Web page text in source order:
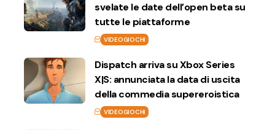
svelate le date dell’open beta su
tutte le piattaforme
VIDEOGIOCHI
Dispatch arriva su Xbox Series
X|S: annunciata la data di uscita
della commedia supereroistica
VIDEOGIOCHI